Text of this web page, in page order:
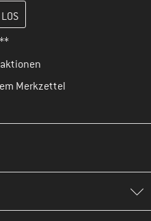
und erstelle im nächsten
Merkzettel